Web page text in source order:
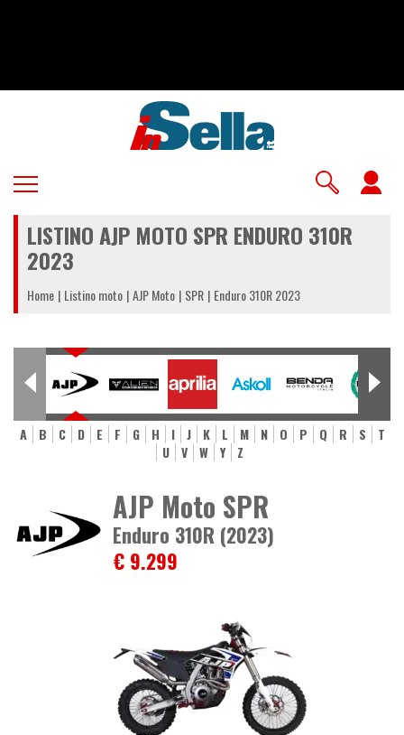
LISTINO AJP MOTO SPR ENDURO 310R
2023
Home Listino moto AJP Moto SPR Enduro 310R 2023
A B C D E F G H I J K L M N O P Q R S
T
U
V W Y Z
AJP Moto SPR
Enduro 310R (2023)
€ 9.299